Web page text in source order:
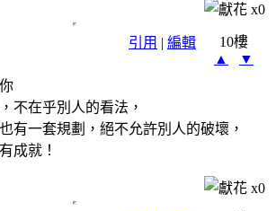
x0
引用 | 編輯
10樓
▲
▼
不在乎別人的看法，
有一套規劃，絕不允許別人的破壞，
成就！
x0